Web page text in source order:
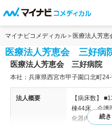
マイナビコメディカル 医療法人芳
医療法人芳恵会 三好病
医療法人芳恵会 三好病院
本社：兵庫県西宮市甲子園口北町
法人概要
【病床数】
棟44床、介護
化器内科、循